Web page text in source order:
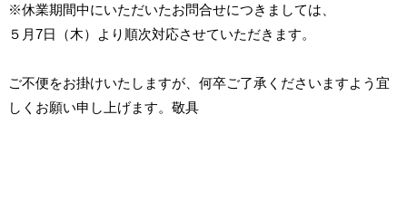
※休業期間中にいただいたお問合せにつきましては、
５月7日（木）より順次対応させていただきます。
ご不便をお掛けいたしますが、何卒ご了承くださいますよう宜
しくお願い申し上げます。敬具